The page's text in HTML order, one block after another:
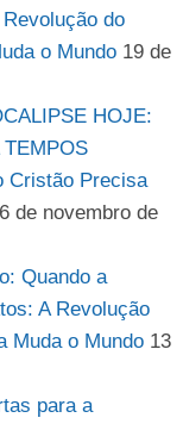
do
o Mundo 19 de
HOJE:
Cristão Precisa
de novembro de
Quando a
A Revolução
Muda o Mundo 13
para a